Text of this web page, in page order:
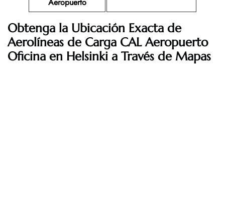
Aeropuerto
Obtenga la Ubicación Exacta de
Aerolíneas de Carga CAL Aeropuerto
Oficina en Helsinki a Través de Mapas